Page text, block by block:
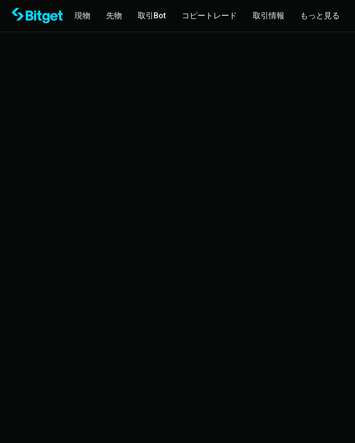
現物 先物 取引Bot コピートレード 取引情報 もっと見る